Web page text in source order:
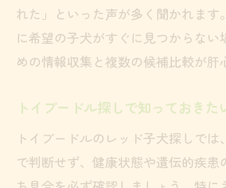
れた」といった声が多く聞かれます
に希望の子犬がすぐに見つからな
めの情報収集と複数の候補比較が肝
トイプードル探しで知っておきた
トイプードルのレッド子犬探しで
で判断せず、健康状態や遺伝的疾患